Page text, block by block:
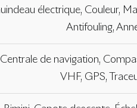
électrique, Couleur,
Antifouling,
de navigation,
VHF, GPS,